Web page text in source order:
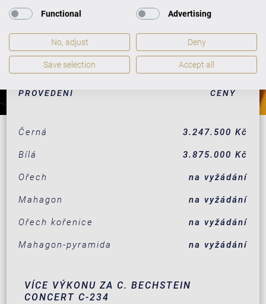
Ceník
PROVEDENÍ CENY
Černá 3.247.500 Kč
Bílá 3.875.000 Kč
Ořech na vyžádání
Mahagon na vyžádání
Ořech kořenice na vyžádání
Mahagon-pyramida na vyžádání
VÍCE VÝKONU ZA C. BECHSTEIN
CONCERT C-234
Functional Advertising
No, adjust Deny
Save selection Accept all